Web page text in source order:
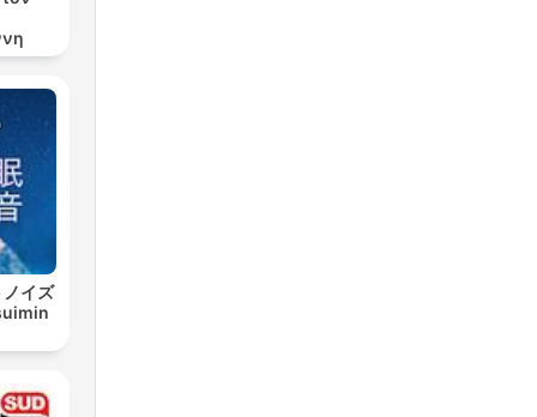
イズ